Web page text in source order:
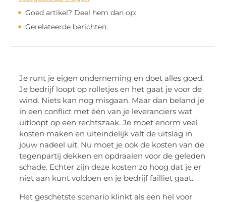
Goed artikel? Deel hem dan op:
Gerelateerde berichten:
Je runt je eigen onderneming en doet alles goed.
Je bedrijf loopt op rolletjes en het gaat je voor de
wind. Niets kan nog misgaan. Maar dan beland je
in een conflict met één van je leveranciers wat
uitloopt op een rechtszaak. Je moet enorm veel
kosten maken en uiteindelijk valt de uitslag in
jouw nadeel uit. Nu moet je ook de kosten van de
tegenpartij dekken en opdraaien voor de geleden
schade. Echter zijn deze kosten zo hoog dat je er
niet aan kunt voldoen en je bedrijf failliet gaat.
Het geschetste scenario klinkt als een hel voor